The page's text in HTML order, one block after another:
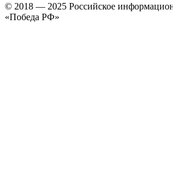
© 2018 — 2025 Российское
«Победа РФ»